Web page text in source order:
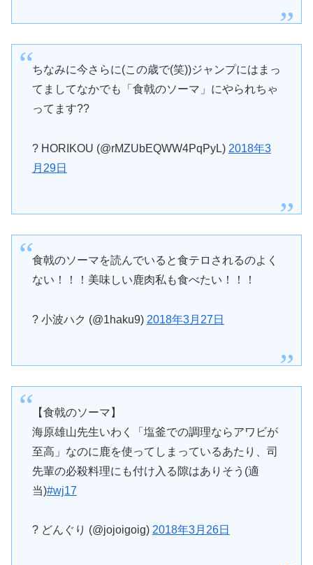
ちなみに今さらに(この歳で(笑))ジャンプにはまっ
てましてなかでも「食戟のソーマ」にやられちゃ
ってます??
? HORIKOU (@rMZUbEQWW4PqPyL) 2018年3
月29日
食戟のソーマを読んでいると食テロされるのよく
ない！！！美味しい鹿肉私も食べたい！！！
? 小波ハク (@1haku9) 2018年3月27日
【食戟のソーマ】
海原雄山先生いわく「塩釜での調理ならアワビが
至高」なのに鹿を使ってしまっているあたり、司
先輩の必殺料理にも付け入る隙はありそう(適
当)#wj17
? どんぐり (@jojoigoig) 2018年3月26日